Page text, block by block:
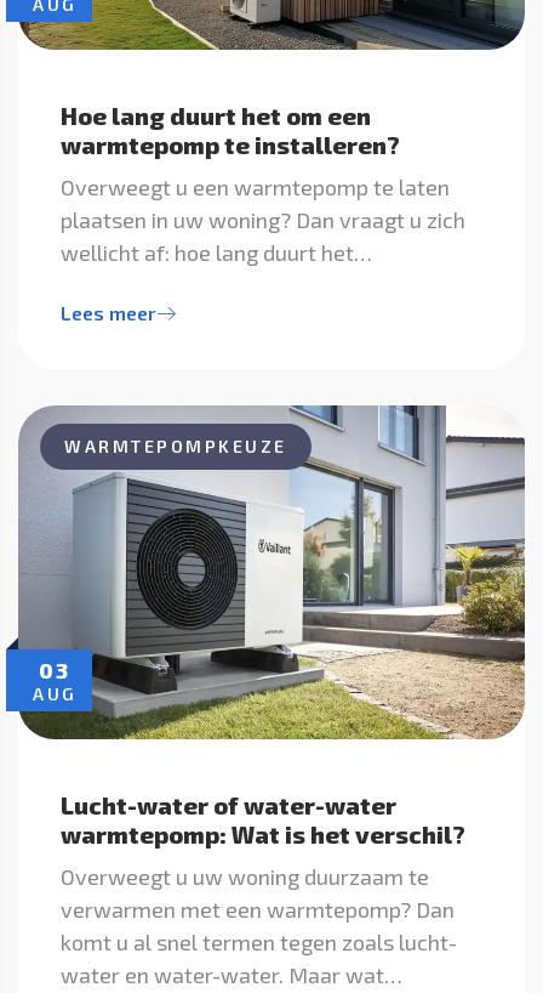
AUG
Hoe lang duurt het om een
warmtepomp te installeren?
Overweegt u een warmtepomp te laten
plaatsen in uw woning? Dan vraagt u zich
wellicht af: hoe lang duurt het…
Lees meer
03
AUG
WARMTEPOMPKEUZE
Lucht-water of water-water
warmtepomp: Wat is het verschil?
Overweegt u uw woning duurzaam te
verwarmen met een warmtepomp? Dan
komt u al snel termen tegen zoals lucht-
water en water-water. Maar wat…